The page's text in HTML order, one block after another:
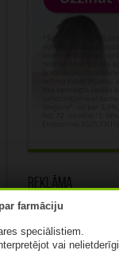
Reklāma
speciālistiem.
vai nelietderīgi